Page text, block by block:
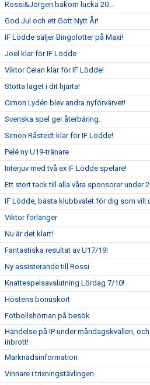
Rossi&Jörgen bakom lucka 20...
God Jul och ett Gott Nytt År!
IF Lödde säljer Bingolotter på Maxi!
Joel klar för IF Lödde
Viktor Celan klar för IF Lödde!
Stötta laget i dit hjärta!
Cimon Lydén blev andra nyförvärvet!
Svenska spel ger återbäring.
Simon Råstedt klar för IF Lödde!
Pelé ny U19-tränare
Interjuv med två ex IF Lödde spelare!
Ett stort tack till alla våra sponsorer under
IF Lödde, bästa klubbvalet för dig som vill
Viktor förlänger
Nu är det klart!
Fantastiska resultat av U17/19!
Ny assisterande till Rossi
Knattespelsavslutning Lördag 7/10!
Höstens bonuskort
Fotbollshörnan på besök
Händelse på IP under måndagskvällen,
inbrott!
Marknadsinformation
Vinnare i trixningstävlingen.